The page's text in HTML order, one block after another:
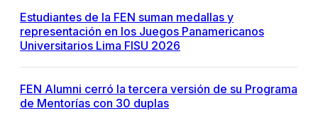
Estudiantes de la FEN suman medallas y
representación en los Juegos Panamericanos
Universitarios Lima FISU 2026
FEN Alumni cerró la tercera versión de su Programa
de Mentorías con 30 duplas